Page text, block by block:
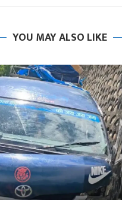
YOU MAY ALSO LIKE